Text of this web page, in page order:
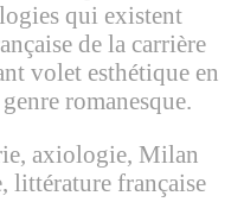
qui existent
de la carrière
volet esthétique en
romanesque.
axiologie, Milan
littérature française